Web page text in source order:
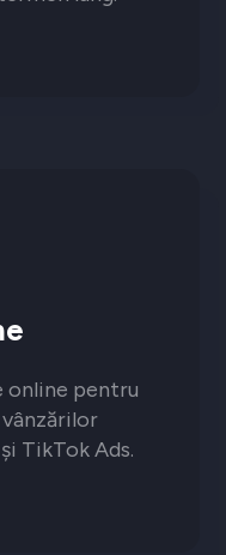
online pentru
TikTok Ads.